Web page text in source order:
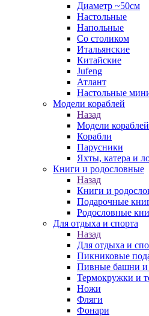
Диаметр ~50см
Настольные
Напольные
Со столиком
Итальянские
Китайские
Jufeng
Атлант
Настольные
Модели кораблей
Назад
Модели кораблей
Корабли
Парусники
Яхты, катера и
Книги и родословные
Назад
Книги и
Подарочные
Родословные
Для отдыха и спорта
Назад
Для отдыха и
Пикниковые
Пивные башни и
Термокружки и
Ножи
Фляги
Фонари